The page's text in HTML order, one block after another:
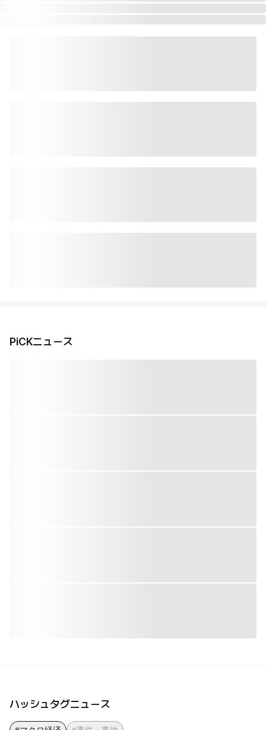
PiCKニュース
ハッシュタグニュース